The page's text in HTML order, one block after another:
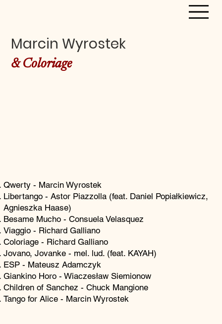
Qwerty - Marcin Wyrostek
Libertango - Astor Piazzolla (feat. Daniel Popiałkiewicz,
Agnieszka Haase)
Besame Mucho - Consuela Velasquez
Viaggio - Richard Galliano
Coloriage - Richard Galliano
Jovano, Jovanke - mel. lud. (feat. KAYAH)
ESP - Mateusz Adamczyk
Giankino Horo - Wiaczesław Siemionow
Children of Sanchez - Chuck Mangione
Tango for Alice - Marcin Wyrostek
Marcin Wyrostek
& Coloriage